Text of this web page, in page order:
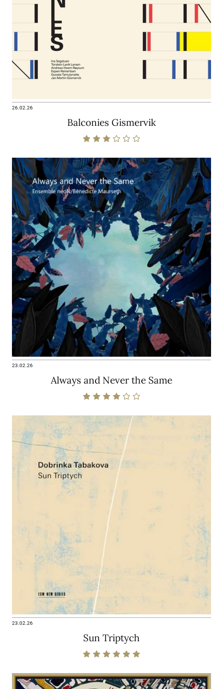
26.02.26
Balconies Gismervik
23.02.26
Always and Never the Same
23.02.26
Sun Triptych